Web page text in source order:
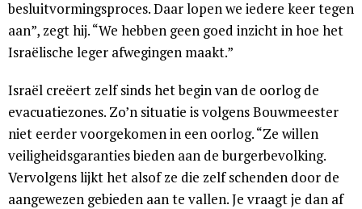
besluitvormingsproces. Daar lopen we iedere keer tegen
aan”, zegt hij. “We hebben geen goed inzicht in hoe het
Israëlische leger afwegingen maakt.”
Israël creëert zelf sinds het begin van de oorlog de
evacuatiezones. Zo’n situatie is volgens Bouwmeester
niet eerder voorgekomen in een oorlog. “Ze willen
veiligheidsgaranties bieden aan de burgerbevolking.
Vervolgens lijkt het alsof ze die zelf schenden door de
aangewezen gebieden aan te vallen. Je vraagt je dan af